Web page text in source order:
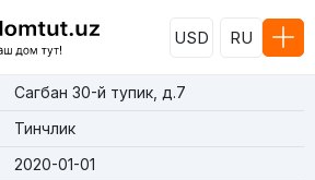
USD RU
Сагбан 30-й тупик, д.7
Тинчлик
2020-01-01